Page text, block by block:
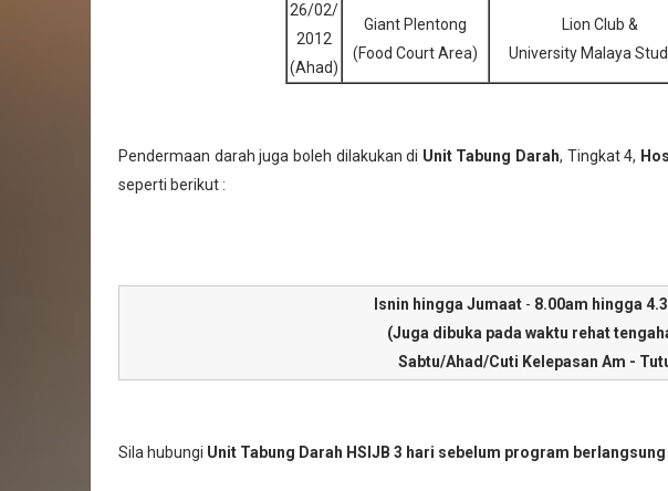
26/02/
2012
(Ahad)
Giant Plentong
(Food Court Area)
Lion Club &
University Malaya
Pendermaan darah juga boleh dilakukan di Unit Tabung Darah, Tingkat 4,
seperti berikut :
Isnin hingga Jumaat - 8.00am hingga
(Juga dibuka pada waktu rehat
Sabtu/Ahad/Cuti Kelepasan Am -
Sila hubungi Unit Tabung Darah HSIJB 3 hari sebelum program berlangsung